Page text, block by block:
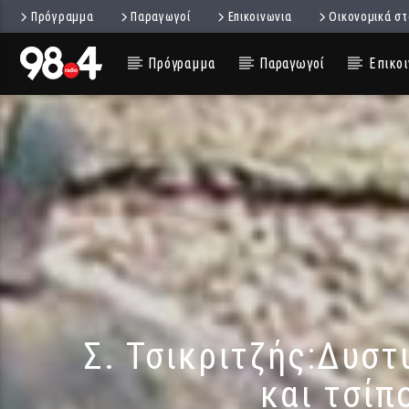
Πρόγραμμα Παραγωγοί Επικοινωνια Οικονομικά
Πρόγραμμα Παραγωγοί
Σ.
και